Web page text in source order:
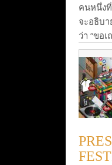
คนหนึ่ง
จะอธิบา
ว่า “ขอ